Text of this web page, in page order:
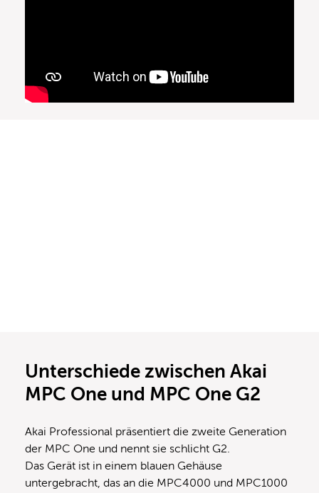
Unterschiede zwischen Akai
MPC One und MPC One G2
Akai Professional präsentiert die zweite Generation
der MPC One und nennt sie schlicht G2.
Das Gerät ist in einem blauen Gehäuse
untergebracht, das an die MPC4000 und MPC1000